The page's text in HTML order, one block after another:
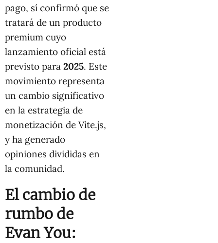
pago, sí confirmó que se
tratará de un producto
premium cuyo
lanzamiento oficial está
previsto para 2025. Este
movimiento representa
un cambio significativo
en la estrategia de
monetización de Vite.js,
y ha generado
opiniones divididas en
la comunidad.
El cambio de
rumbo de
Evan You: